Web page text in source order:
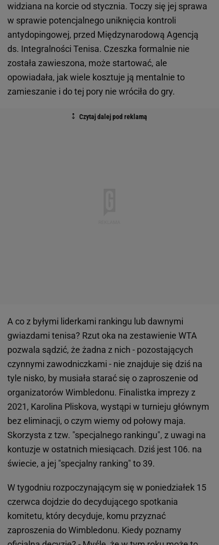
widziana na korcie od stycznia. Toczy się jej sprawa
w sprawie potencjalnego uniknięcia kontroli
antydopingowej, przed Międzynarodową Agencją
ds. Integralności Tenisa. Czeszka formalnie nie
została zawieszona, może startować, ale
opowiadała, jak wiele kosztuje ją mentalnie to
zamieszanie i do tej pory nie wróciła do gry.
A co z byłymi liderkami rankingu lub dawnymi
gwiazdami tenisa? Rzut oka na zestawienie WTA
pozwala sądzić, że żadna z nich - pozostających
czynnymi zawodniczkami - nie znajduje się dziś na
tyle nisko, by musiała starać się o zaproszenie od
organizatorów Wimbledonu. Finalistka imprezy z
2021, Karolina Pliskova, wystąpi w turnieju głównym
bez eliminacji, o czym wiemy od połowy maja.
Skorzysta z tzw. "specjalnego rankingu", z uwagi na
kontuzje w ostatnich miesiącach. Dziś jest 106. na
świecie, a jej "specjalny ranking" to 39.
W tygodniu rozpoczynającym się w poniedziałek 15
czerwca dojdzie do decydującego spotkania
komitetu, który decyduje, komu przyznać
zaproszenia do Wimbledonu. Kiedy poznamy